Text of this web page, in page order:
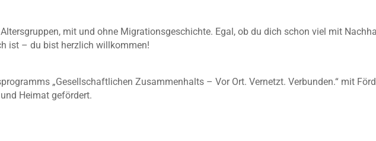
mit und ohne Migrationsgeschichte. Egal, ob du dich schon viel mit
ist – du bist herzlich willkommen!
„Gesellschaftlichen Zusammenhalts – Vor Ort. Vernetzt. Verbunden.“ mit
Heimat gefördert.